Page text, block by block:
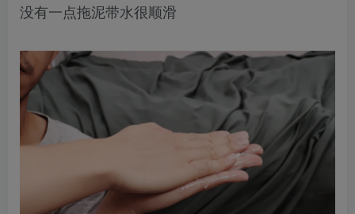
没有一点拖泥带水很顺滑